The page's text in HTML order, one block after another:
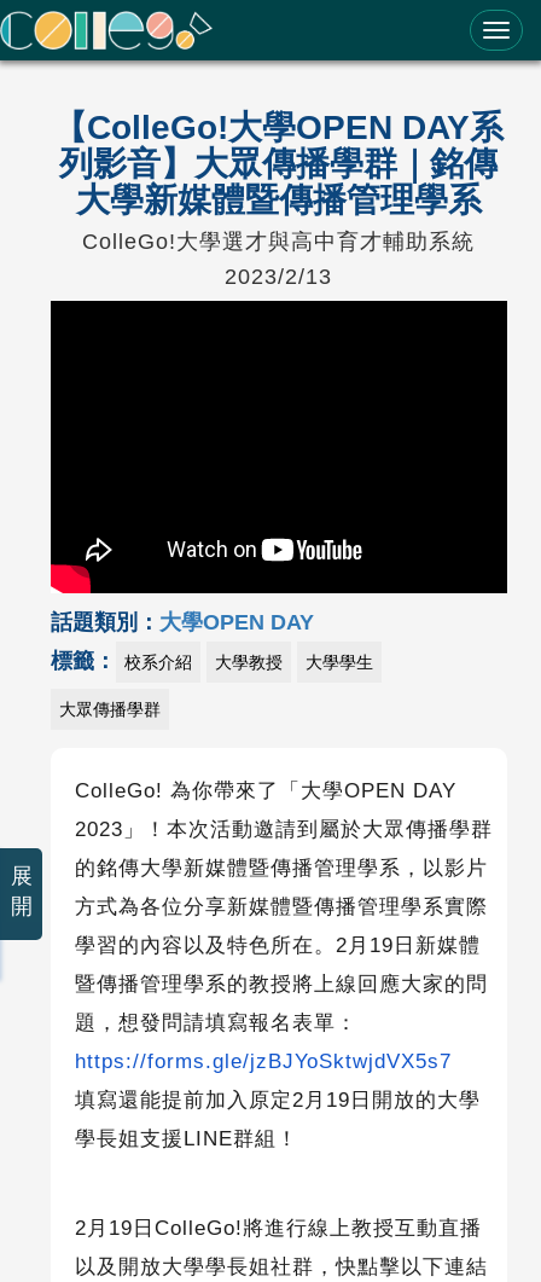
ColleGo! 大學選才與高中育才輔助系統
【ColleGo!大學OPEN DAY系
列影音】大眾傳播學群｜銘傳
大學新媒體暨傳播管理學系
ColleGo!大學選才與高中育才輔助系統
2023/2/13
話題類別： 大學OPEN DAY
標籤：
校系介紹 大學教授 大學學生
大眾傳播學群
ColleGo! 為你帶來了「大學OPEN DAY
2023 」！本次活動邀請到屬於大眾傳播學群
的銘傳大學新媒體暨傳播管理學系，以影片
方式為各位分享新媒體暨傳播管理學系實際
學習的內容以及特色所在。 2 月 19 日新媒體
暨傳播管理學系的教授將上線回應大家的問
題，想發問請填寫報名表單：
https://forms.gle/jzBJYoSktwjdVX5s7
填寫還能提前加入原定2 月 19 日開放的大學
學長姐支援 LINE群組！
2 月 19 日 ColleGo!將進行線上教授互動直播
以及開放大學學長姐社群，快點擊以下連結
展
開